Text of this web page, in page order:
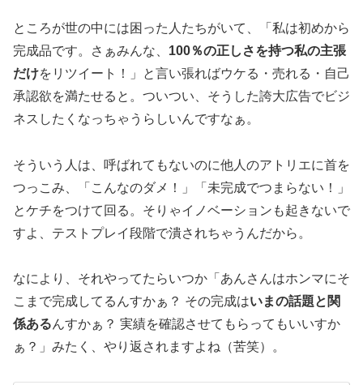
ところが世の中には困った人たちがいて、「私は初めから
完成品です。さぁみんな、 100％の正しさを持つ私の主張
だけをリツイート！」と言い張ればウケる・売れる・自己
承認欲を満たせると。ついつい、そうした誇大広告でビジ
ネスしたくなっちゃうらしいんですなぁ。
そういう人は、呼ばれてもないのに他人のアトリエに首を
つっこみ、「こんなのダメ！」「未完成でつまらない！」
とケチをつけて回る。そりゃイノベーションも起きないで
すよ、テストプレイ段階で潰されちゃうんだから。
なにより、それやってたらいつか「あんさんはホンマにそ
こまで完成してるんすかぁ？ その完成はいまの話題と関
係あるんすかぁ？ 実績を確認させてもらってもいいすか
ぁ？」みたく、やり返されますよね（苦笑）。